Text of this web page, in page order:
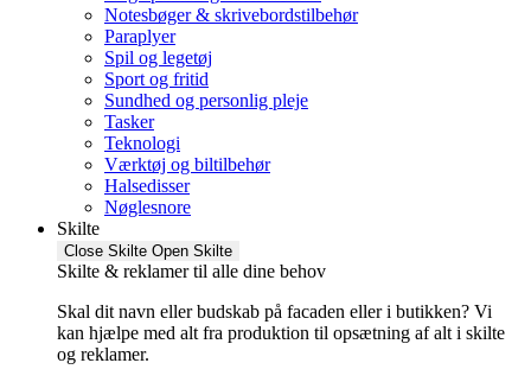
Notesbøger & skrivebordstilbehør
Paraplyer
Spil og legetøj
Sport og fritid
Sundhed og personlig pleje
Tasker
Teknologi
Værktøj og biltilbehør
Halsedisser
Nøglesnore
Skilte
Close Skilte Open Skilte
Skilte & reklamer til alle dine behov
Skal dit navn eller budskab på facaden eller i butikken? Vi
kan hjælpe med alt fra produktion til opsætning af alt i skilte
og reklamer.